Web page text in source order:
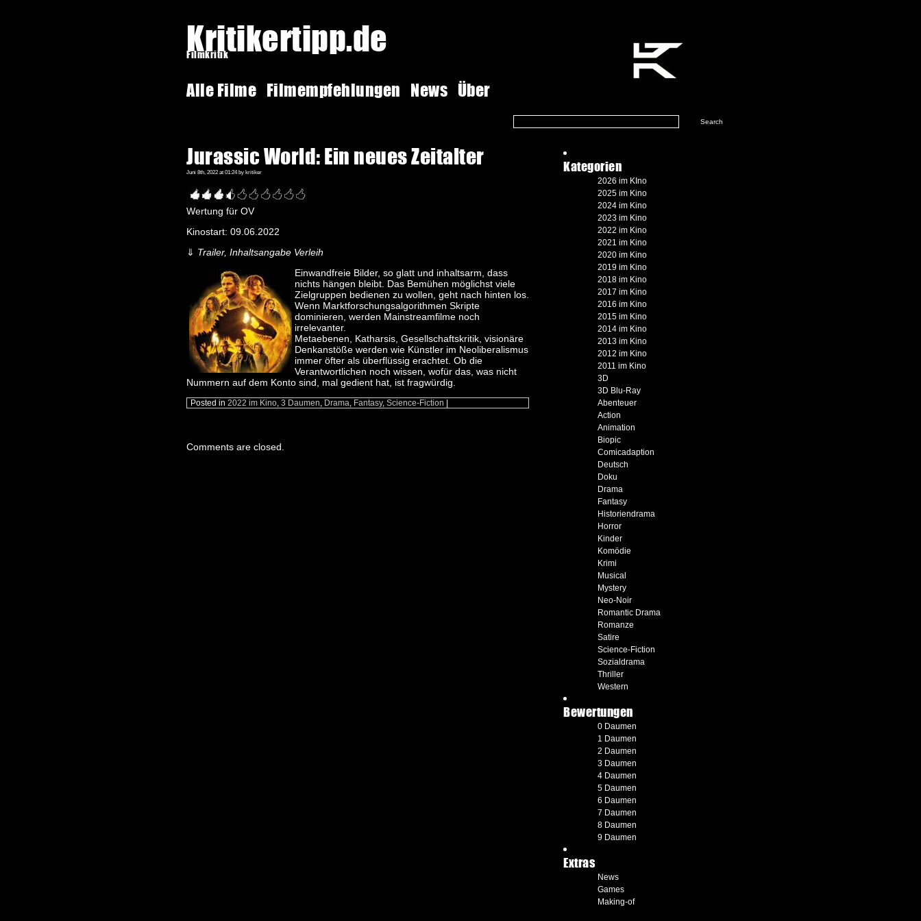
Kritikertipp.de
Filmkritik
Alle Filme Filmempfehlungen News Über
Jurassic World: Ein neues Zeitalter
Juni 8th, 2022 at 01:24 by kritiker
Wertung für OV
Kinostart: 09.06.2022
⇓ Trailer, Inhaltsangabe Verleih
Einwandfreie Bilder, so glatt und inhaltsarm, dass
nichts hängen bleibt. Das Bemühen möglichst viele
Zielgruppen bedienen zu wollen, geht nach hinten los.
Wenn Marktforschungsalgorithmen Skripte
dominieren, werden Mainstreamfilme noch
irrelevanter.
Metaebenen, Katharsis, Gesellschaftskritik, visionäre
Denkanstöße werden wie Künstler im Neoliberalismus
immer öfter als überflüssig erachtet. Ob die
Verantwortlichen noch wissen, wofür das, was nicht
Nummern auf dem Konto sind, mal gedient hat, ist fragwürdig.
Posted in 2022 im Kino, 3 Daumen, Drama, Fantasy, Science-Fiction
Comments are closed.
Kategorien
2026 im KIno
2025 im Kino
2024 im Kino
2023 im Kino
2022 im Kino
2021 im Kino
2020 im Kino
2019 im Kino
2018 im Kino
2017 im Kino
2016 im Kino
2015 im Kino
2014 im Kino
2013 im Kino
2012 im Kino
2011 im Kino
3D
3D Blu-Ray
Abenteuer
Action
Animation
Biopic
Comicadaption
Deutsch
Doku
Drama
Fantasy
Historiendrama
Horror
Kinder
Komödie
Krimi
Musical
Mystery
Neo-Noir
Romantic Drama
Romanze
Satire
Science-Fiction
Sozialdrama
Thriller
Western
Bewertungen
0 Daumen
1 Daumen
2 Daumen
3 Daumen
4 Daumen
5 Daumen
6 Daumen
7 Daumen
8 Daumen
9 Daumen
Extras
News
Games
Making-of